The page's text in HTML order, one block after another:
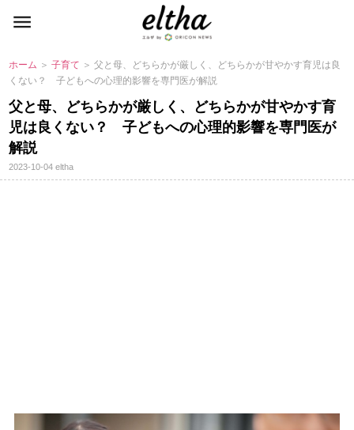
ホーム ＞子育て ＞ 父と母、どちらかが厳しく、どちらかが甘やかす育児は良
くない？ 子どもへの心理的影響を専門医が解説
父と母、どちらかが厳しく、どちらかが甘やかす育
児は良くない？ 子どもへの心理的影響を専門医が
解説
2023-10-04eltha